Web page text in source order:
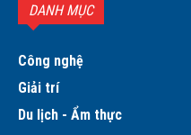
DANH MỤC
Công nghệ
Giải trí
Du lịch - Ẩm thực